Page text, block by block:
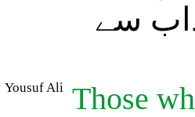
سے
Yousuf Ali Those